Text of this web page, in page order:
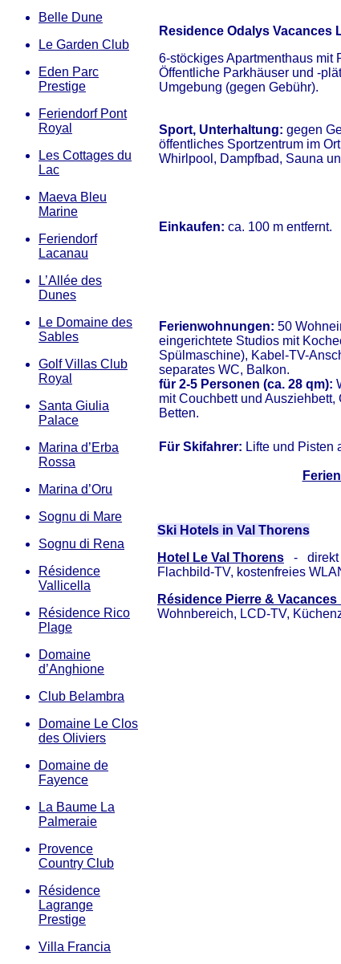
Belle Dune
Le Garden Club
Eden Parc
Prestige
Feriendorf Pont
Royal
Les Cottages du
Lac
Maeva Bleu
Marine
Feriendorf
Lacanau
L’Allée des
Dunes
Le Domaine des
Sables
Golf Villas Club
Royal
Santa Giulia
Palace
Marina d’Erba
Rossa
Marina d’Oru
Sognu di Mare
Sognu di Rena
Résidence
Vallicella
Résidence Rico
Plage
Domaine
d’Anghione
Club Belambra
Domaine Le Clos
des Oliviers
Domaine de
Fayence
La Baume La
Palmeraie
Provence
Country Club
Résidence
Lagrange
Prestige
Villa Francia
Residence Odalys Vacances
6-stöckiges Apartmenthaus mit
Öffentliche Parkhäuser und -
Umgebung (gegen Gebühr).
Sport, Unterhaltung: gegen
öffentliches Sportzentrum im
Whirlpool, Dampfbad, Sauna
Einkaufen: ca. 100 m entfernt.
Ferienwohnungen: 50
eingerichtete Studios mit
Spülmaschine), Kabel-TV-
separates WC, Balkon.
für 2-5 Personen (ca. 28 qm):
mit Couchbett und Ausziehbett,
Betten.
Für Skifahrer: Lifte und Pisten
Ski Hotels in Val Thorens
Hotel Le Val Thorens - direkt
Flachbild-TV, kostenfreies
Résidence Pierre &
Wohnbereich, LCD-TV,